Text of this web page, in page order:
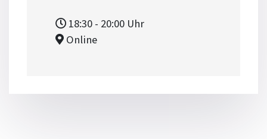
18:30 - 20:00 Uhr
Online